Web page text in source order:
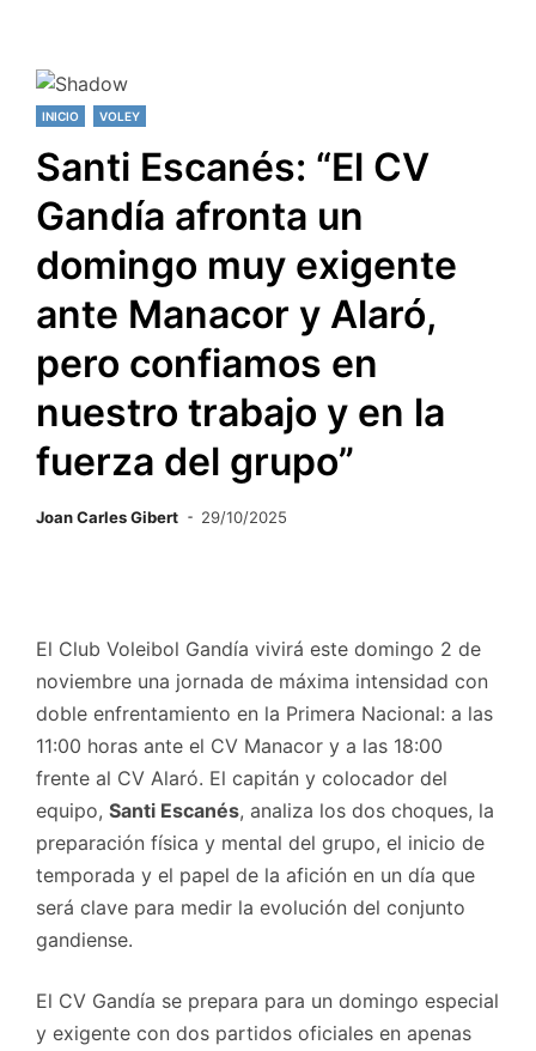
INICIO VOLEY
Santi Escanés: “El CV
Gandía afronta un
domingo muy exigente
ante Manacor y Alaró,
pero confiamos en
nuestro trabajo y en la
fuerza del grupo”
Joan Carles Gibert 29/10/2025
El Club Voleibol Gandía vivirá este domingo 2 de
noviembre una jornada de máxima intensidad con
doble enfrentamiento en la Primera Nacional: a las
11:00 horas ante el CV Manacor y a las 18:00
frente al CV Alaró. El capitán y colocador del
equipo, Santi Escanés, analiza los dos choques, la
preparación física y mental del grupo, el inicio de
temporada y el papel de la afición en un día que
será clave para medir la evolución del conjunto
gandiense.
El CV Gandía se prepara para un domingo especial
y exigente con dos partidos oficiales en apenas